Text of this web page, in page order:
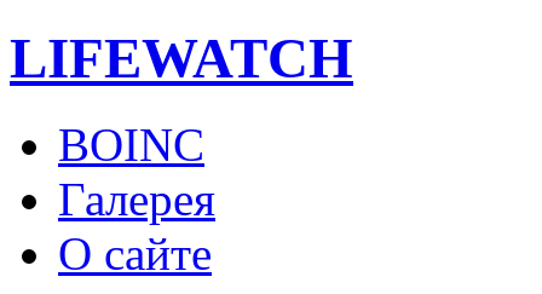
LIFEWATCH
BOINC
Галерея
О сайте